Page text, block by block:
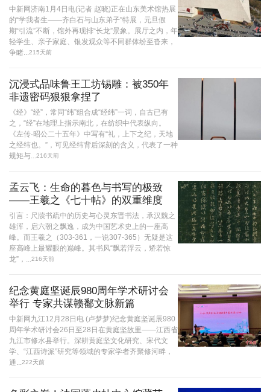
中新网济南1月4日电(记者 赵晓)正在山东美术馆热展
的“学我者生——齐白石与山东弟子”特展，元旦假
期“引流”不断，馆外再现排“长龙”景象。展厅之内，年
轻学生、亲子家庭、银发观众等不同群体纷至沓来，
争睹...
215天前
沉浸式品味鲁王工坊锡雕：被350年
非遗密码狠狠拿捏了
《经》“经”，常同“纬”组合成“经纬”一词，自古已有
之，“经”在地理上指示南北，在纺织中代表纵向。
《左传·昭公二十五年》中写有“礼，上下之纪，天地
之经纬也。”，可见经纬背后深刻的含义，代表了一种
规矩与...
216天前
孟云飞：生命的暮色与书写的极致
——王羲之《七十帖》的双重维度
引言：尺牍书疏中的历史与心灵东晋书法，承汉魏之
雄浑，启六朝之飘逸，成为中国艺术史上的一座高
峰。而王羲之（303-361，一说307-365）无疑是这
座高峰上最耀眼的巅峰。其书风“飘若浮云，矫若惊
龙”，...
216天前
纪念黄庭坚诞辰980周年学术研讨会
举行 专家共谋赣鄱文脉新篇
中新网九江12月28日电 (卢梦梦)纪念黄庭坚诞辰980
周年学术研讨会26日至28日在黄庭坚故里——江西省
九江市修水县举行。深耕黄庭坚文化研究、宋代文
学、“江西诗派”研究等领域的专家学者齐聚修河畔，
通...
222天前